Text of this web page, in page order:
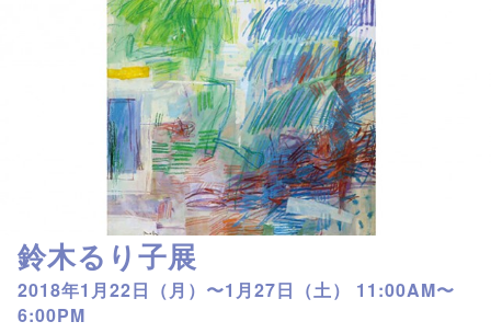
鈴木るり子展
2018年1月22日（月）〜1月27日（土） 11:00AM〜
6:00PM